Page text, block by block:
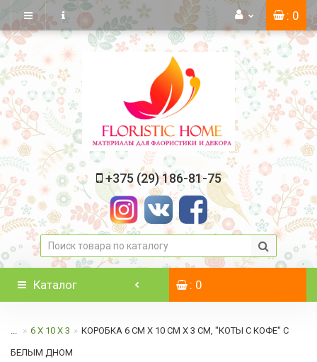
: 0
+375 (29) 186-81-75
Каталог : 0
... 6 Х 10 Х 3 КОРОБКА 6 СМ Х 10 СМ Х 3 СМ, "КОТЫ С КОФЕ" С
БЕЛЫМ ДНОМ